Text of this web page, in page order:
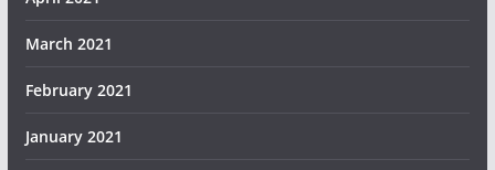
March 2021
February 2021
January 2021